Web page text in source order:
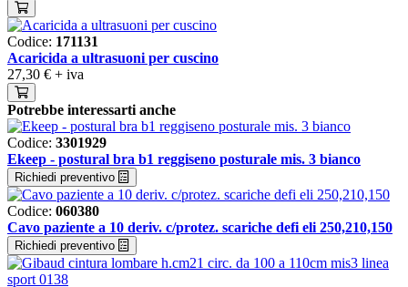
Codice: 171131
Acaricida a ultrasuoni per cuscino
27,30 € + iva
Potrebbe interessarti anche
Codice: 3301929
Ekeep - postural bra b1 reggiseno posturale mis. 3 bianco
Richiedi preventivo
Codice: 060380
Cavo paziente a 10 deriv. c/protez. scariche defi eli 250,210,150
Richiedi preventivo